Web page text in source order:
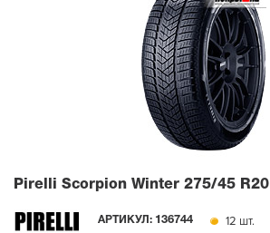
Pirelli Scorpion Winter 275/45
АРТИКУЛ: 136744 12 шт.